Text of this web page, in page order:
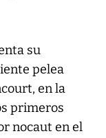
su
pelea
en la
primeros
nocaut en el